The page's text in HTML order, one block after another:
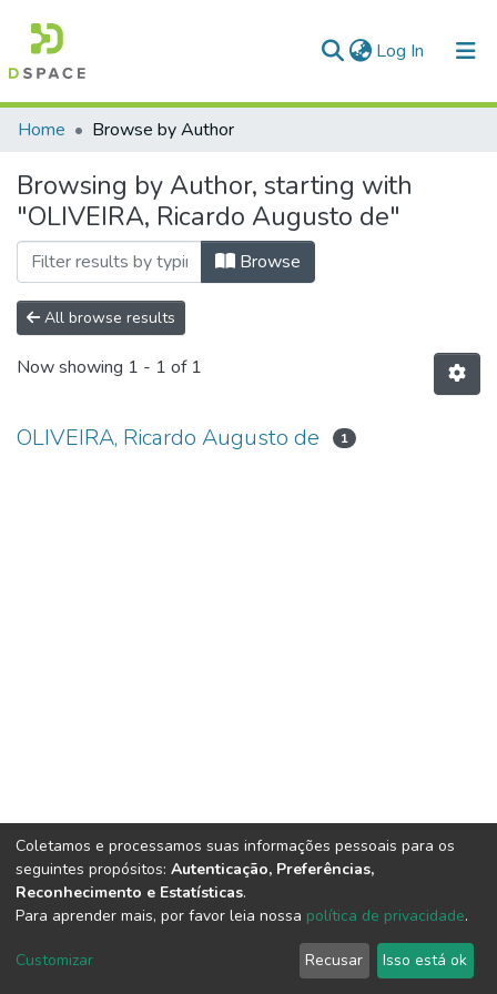
Log In (current)
Communities & Collections
All of DSpace
Home Browse by Author
Browsing by Author, starting with
"OLIVEIRA, Ricardo Augusto de"
Browse
All browse results
Now showing 1 - 1 of 1
OLIVEIRA, Ricardo Augusto de 1
DSpace software copyright © 2002-2026 LYRASIS
Cookie
End User
Agreement
Send
Feedback
Coletamos e processamos suas informações pessoais para os
seguintes propósitos: Autenticação, Preferências,
Reconhecimento e Estatísticas.
Para aprender mais, por favor leia nossa política de privacidade.
Customizar Recusar Isso está ok